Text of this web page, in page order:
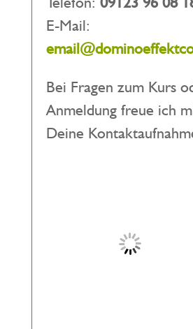
E-Mail:
Bei Fragen zum Kurs
Anmeldung freue ich
Deine